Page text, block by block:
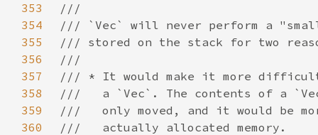
353
354
355
356
357
358
359
360